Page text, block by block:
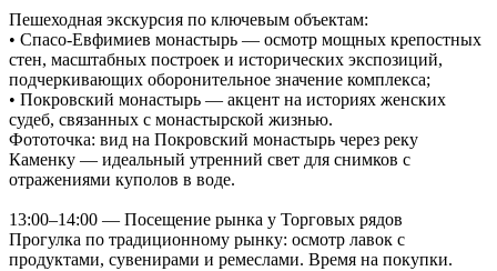
Пешеходная экскурсия по ключевым объектам:
• Спасо-Евфимиев монастырь — осмотр мощных крепостных
стен, масштабных построек и исторических экспозиций,
подчеркивающих оборонительное значение комплекса;
• Покровский монастырь — акцент на историях женских
судеб, связанных с монастырской жизнью.
Фототочка: вид на Покровский монастырь через реку
Каменку — идеальный утренний свет для снимков с
отражениями куполов в воде.
13:00–14:00 — Посещение рынка у Торговых рядов
Прогулка по традиционному рынку: осмотр лавок с
продуктами, сувенирами и ремеслами. Время на покупки.